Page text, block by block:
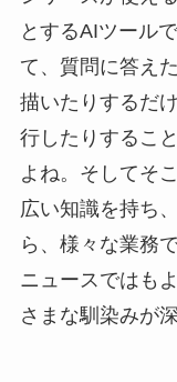
とするAIツール
て、質問に答え
描いたりするだ
行したりするこ
よね。そしてそ
広い知識を持ち
ら、様々な業務
ニュースではも
さまな馴染みが